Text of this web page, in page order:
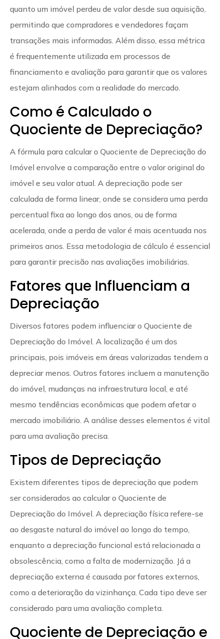
quanto um imóvel perdeu de valor desde sua aquisição,
permitindo que compradores e vendedores façam
transações mais informadas. Além disso, essa métrica
é frequentemente utilizada em processos de
financiamento e avaliação para garantir que os valores
estejam alinhados com a realidade do mercado.
Como é Calculado o
Quociente de Depreciação?
A fórmula para calcular o Quociente de Depreciação do
Imóvel envolve a comparação entre o valor original do
imóvel e seu valor atual. A depreciação pode ser
calculada de forma linear, onde se considera uma perda
percentual fixa ao longo dos anos, ou de forma
acelerada, onde a perda de valor é mais acentuada nos
primeiros anos. Essa metodologia de cálculo é essencial
para garantir precisão nas avaliações imobiliárias.
Fatores que Influenciam a
Depreciação
Diversos fatores podem influenciar o Quociente de
Depreciação do Imóvel. A localização é um dos
principais, pois imóveis em áreas valorizadas tendem a
depreciar menos. Outros fatores incluem a manutenção
do imóvel, mudanças na infraestrutura local, e até
mesmo tendências econômicas que podem afetar o
mercado imobiliário. A análise desses elementos é vital
para uma avaliação precisa.
Tipos de Depreciação
Existem diferentes tipos de depreciação que podem
ser considerados ao calcular o Quociente de
Depreciação do Imóvel. A depreciação física refere-se
ao desgaste natural do imóvel ao longo do tempo,
enquanto a depreciação funcional está relacionada a
obsolescência, como a falta de modernização. Já a
depreciação externa é causada por fatores externos,
como a deterioração da vizinhança. Cada tipo deve ser
considerado para uma avaliação completa.
Quociente de Depreciação e